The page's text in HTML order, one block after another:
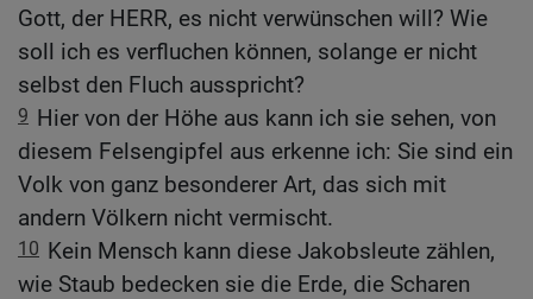
Gott, der HERR, es nicht verwünschen will? Wie
soll ich es verfluchen können, solange er nicht
selbst den Fluch ausspricht?
9 Hier von der Höhe aus kann ich sie sehen, von
diesem Felsengipfel aus erkenne ich: Sie sind ein
Volk von ganz besonderer Art, das sich mit
andern Völkern nicht vermischt.
10 Kein Mensch kann diese Jakobsleute zählen,
wie Staub bedecken sie die Erde, die Scharen